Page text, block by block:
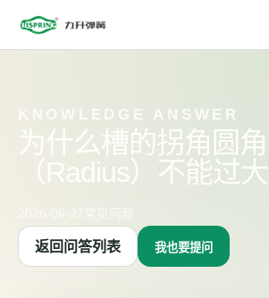
KNOWLEDGE ANSWER
为什么槽的拐角圆角
（Radius）不能过大
返回问答列表 我也要提问